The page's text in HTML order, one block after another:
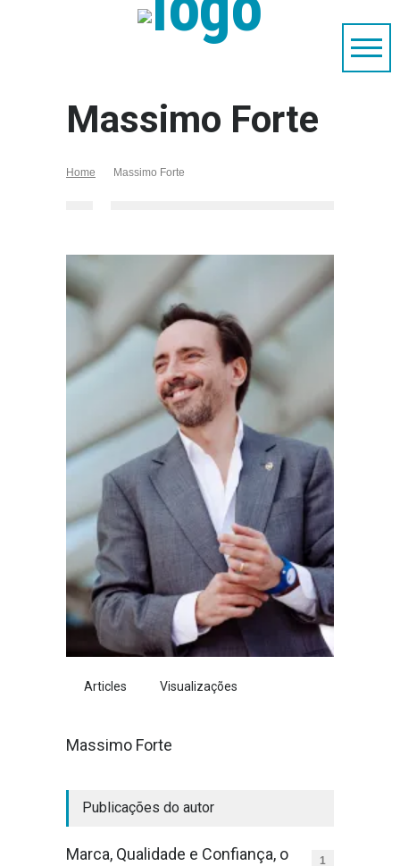
Massimo Forte
Home Massimo Forte
Articles Visualizações
Massimo Forte
Publicações do autor
Marca, Qualidade e Confiança, o
1